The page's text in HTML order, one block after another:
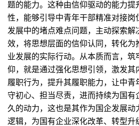
题的能力。这种由信仰驱动的能力提
性，能够引导中青年干部精准对接岗
发展中的堵点难点问题，主动探索解
效，将思想层面的信仰认同，转化为
业发展的实际行动。从本质而言，筑
仰，就是通过强化思想引领，激发其
履职行为，提升其履职能力，让中青
守初心、担当尽责，进而持续为国有
久的动力，这也是其作为国企发展动
逻辑，为国有企业深化改革、转型升